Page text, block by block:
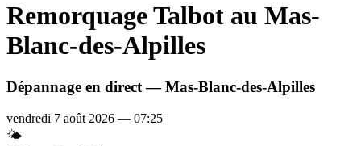
RemorquageTalbot au Mas-
Blanc-des-Alpilles
Dépannage en direct —Mas-Blanc-des-Alpilles
vendredi 7 août 2026 — 07:25
🌤️